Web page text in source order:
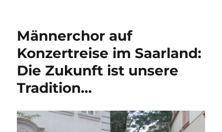
Männerchor auf
Konzertreise im Saarland:
Die Zukunft ist unsere
Tradition…